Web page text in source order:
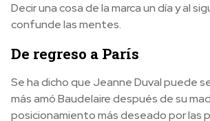
Decir una cosa de la marca un día y al
confunde las mentes.
De regreso a París
Se ha dicho que Jeanne Duval puede
más amó Baudelaire después de su
posicionamiento más deseado por las